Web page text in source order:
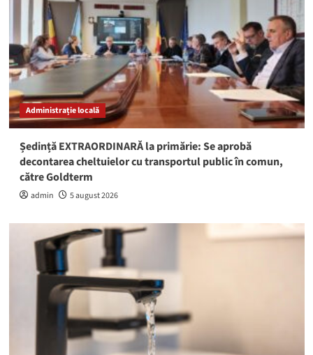
Administrație locală
Ședință EXTRAORDINARĂ la primărie: Se aprobă
decontarea cheltuielor cu transportul public în comun,
către Goldterm
admin 5 august 2026